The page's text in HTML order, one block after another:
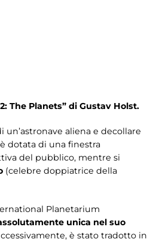
The Planets” di Gustav Holst.
aliena e decollare
dotata di una finestra
del pubblico, mentre si
(celebre doppiatrice della
Planetarium
unica nel suo
è stato tradotto in